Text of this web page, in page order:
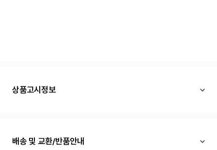
상품고시정보
배송 및 교환/반품안내